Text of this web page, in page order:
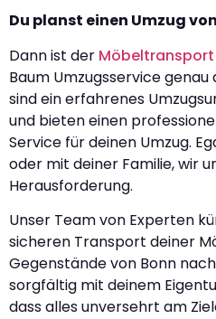
Du planst einen Umzug
Dann ist der Möbeltransport
Baum Umzugsservice
sind ein erfahrenes
und bieten einen
Service für deinen Umzug.
oder mit deiner Familie, wir
Herausforderung.
Unser Team von Experten
sicheren Transport deiner
Gegenstände von Bonn
sorgfältig mit deinem
dass alles unversehrt am